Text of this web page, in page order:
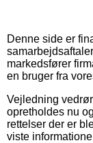
Denne side er
markedsfører
en bruger fra
Vejledning
opretholdes nu
rettelser der er
viste